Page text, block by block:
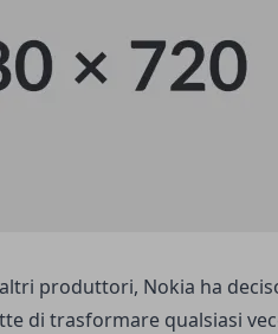
produttori, Nokia ha
di trasformare qualsiasi